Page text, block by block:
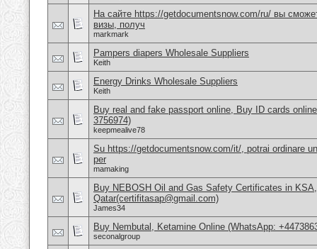
На сайте https://getdocumentsnow.com/ru/ вы
визы, получ
markmark
Pampers diapers Wholesale Suppliers
Keith
Energy Drinks Wholesale Suppliers
Keith
Buy real and fake passport online, Buy ID cards
3756974)
keepmealive78
Su https://getdocumentsnow.com/it/, potrai ordinare
per
mamaking
Buy NEBOSH Oil and Gas Safety Certificates in
Qatar(certifitasap@gmail.com)
James34
Buy Nembutal, Ketamine Online (WhatsApp:
seconalgroup